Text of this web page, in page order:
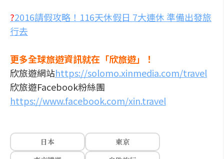
?2016請假攻略！116天休假日 7大連休 準備出發旅
行去
更多全球旅遊資訊就在「欣旅遊」！
欣旅遊網站https://solomo.xinmedia.com/travel
欣旅遊Facebook粉絲團
https://www.facebook.com/xin.travel
日本
東京